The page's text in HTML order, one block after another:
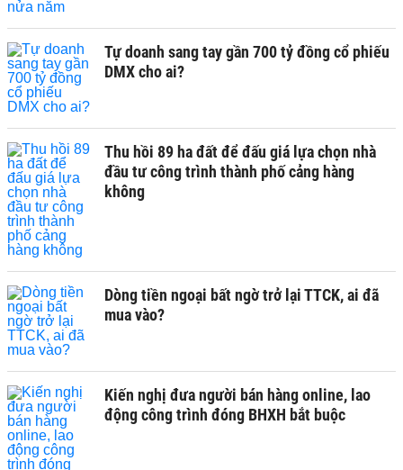
Tự doanh sang tay gần 700 tỷ đồng cổ phiếu
DMX cho ai?
Thu hồi 89 ha đất để đấu giá lựa chọn nhà
đầu tư công trình thành phố cảng hàng
không
Dòng tiền ngoại bất ngờ trở lại TTCK, ai đã
mua vào?
Kiến nghị đưa người bán hàng online, lao
động công trình đóng BHXH bắt buộc